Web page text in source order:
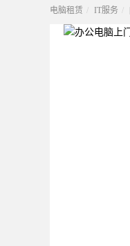
电脑租赁 IT服务